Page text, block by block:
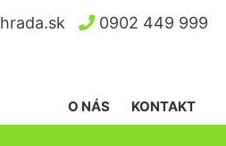
0902 449 999
KONTAKT
O NÁS